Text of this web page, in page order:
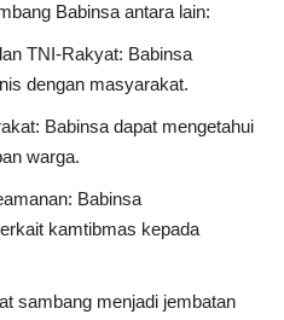
Babinsa antara lain:
TNI-Rakyat: Babinsa
dengan masyarakat.
Babinsa dapat mengetahui
warga.
Babinsa
kamtibmas kepada
sambang menjadi jembatan